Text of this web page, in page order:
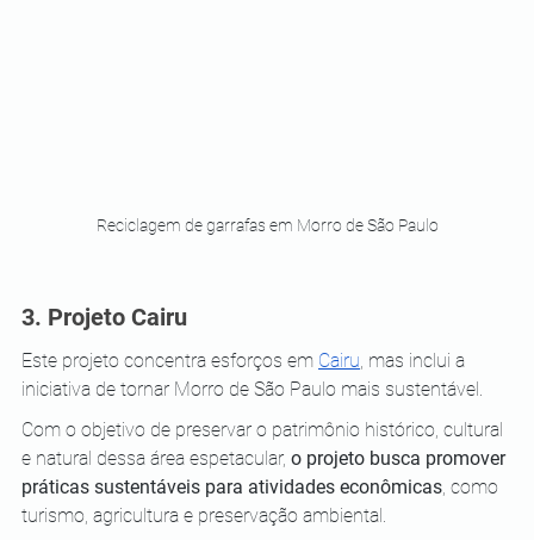
Reciclagem de garrafas em Morro de São Paulo
3. Projeto Cairu
Este projeto concentra esforços em Cairu, mas inclui a
iniciativa de tornar Morro de São Paulo mais sustentável.
Com o objetivo de preservar o patrimônio histórico, cultural
e natural dessa área espetacular, o projeto busca promover
práticas sustentáveis para atividades econômicas, como
turismo, agricultura e preservação ambiental.